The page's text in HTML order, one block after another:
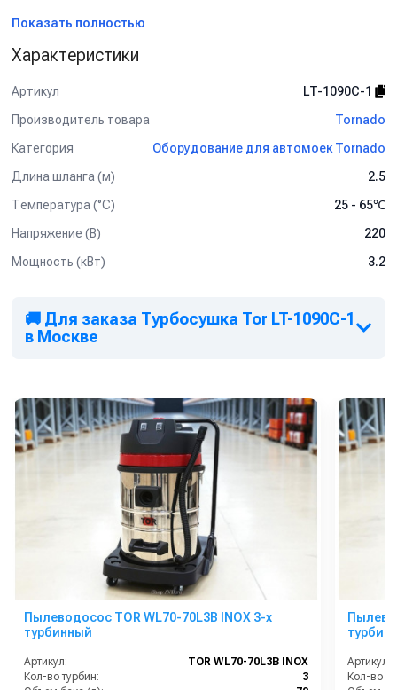
Показать полностью
Характеристики
Артикул
LT-1090C-1
Производитель товара
Tornado
Категория
Оборудование для автомоек Tornado
Длина шланга (м)
2.5
Температура (°C)
25 - 65℃
Напряжение (В)
220
Мощность (кВт)
3.2
🚚 Для заказа Турбосушка Tor LT-1090C-1
в Москве
Пылеводосос TOR WL70-70L3B INOX 3-х
турбинный
Артикул:
TOR WL70-70L3B INOX
Кол-во турбин:
3
Артикул:
Кол-во